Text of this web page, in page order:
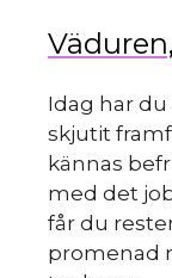
Idag har
skjutit
kännas
med det
får du
promenad